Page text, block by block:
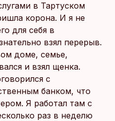
в Тартуском
корона. И я не
для себя в
взял перерыв.
доме, семье,
и взял щенка.
с
банком, что
Я работал там с
раз в неделю